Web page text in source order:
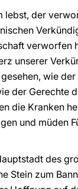
lebst, der
verworfen
unserer
wie
der Gerechte
die Kranken
und müden
des
Stein zum